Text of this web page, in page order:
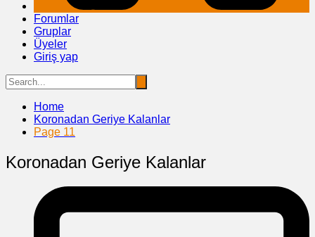
Forumlar
Gruplar
Üyeler
Giriş yap
Home
Koronadan Geriye Kalanlar
Page 11
Koronadan Geriye Kalanlar